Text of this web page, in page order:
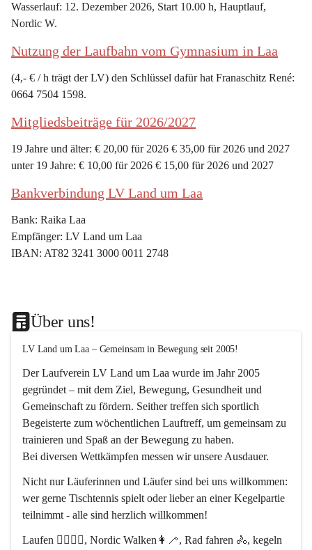
Wasserlauf: 12. Dezember 2026, Start 10.00 h, Hauptlauf,
Nordic W.
Nutzung der Laufbahn vom Gymnasium in Laa
(4,- € / h trägt der LV) den Schlüssel dafür hat Franaschitz René:
0664 7504 1598.
Mitgliedsbeiträge für 2026/2027
19 Jahre und älter: € 20,00 für 2026 € 35,00 für 2026 und 2027
unter 19 Jahre: € 10,00 für 2026 € 15,00 für 2026 und 2027
Bankverbindung LV Land um Laa
Bank: Raika Laa
Empfänger: LV Land um Laa
IBAN: AT82 3241 3000 0011 2748
Über uns!
LV Land um Laa – Gemeinsam in Bewegung seit 2005!
Der Laufverein LV Land um Laa wurde im Jahr 2005
gegründet – mit dem Ziel, Bewegung, Gesundheit und
Gemeinschaft zu fördern. Seither treffen sich sportlich
Begeisterte zum wöchentlichen Lauftreff, um gemeinsam zu
trainieren und Spaß an der Bewegung zu haben.
Bei diversen Wettkämpfen messen wir unsere Ausdauer.
Nicht nur Läuferinnen und Läufer sind bei uns willkommen:
wer gerne Tischtennis spielt oder lieber an einer Kegelpartie
teilnimmt - alle sind herzlich willkommen!
Laufen 🏃‍♂️🏃‍♀️, Nordic Walken👩‍🦯, Rad fahren 🚴, kegeln